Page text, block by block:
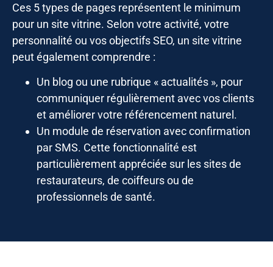
Ces 5 types de pages représentent le minimum
pour un site vitrine. Selon votre activité, votre
personnalité ou vos objectifs SEO, un site vitrine
peut également comprendre :
Un blog ou une rubrique « actualités », pour
communiquer régulièrement avec vos clients
et améliorer votre référencement naturel.
Un module de réservation avec confirmation
par SMS. Cette fonctionnalité est
particulièrement appréciée sur les sites de
restaurateurs, de coiffeurs ou de
professionnels de santé.